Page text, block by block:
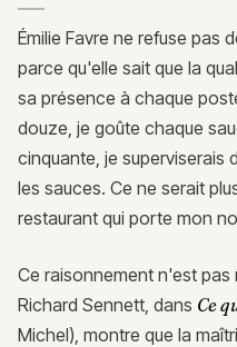
Émilie Favre ne refuse pas
parce qu'elle sait que la
sa présence à chaque
douze, je goûte chaque
cinquante, je superviserais
les sauces. Ce ne serait
restaurant qui porte mon
Ce raisonnement n'est
Richard Sennett, dans Ce
Michel), montre que la